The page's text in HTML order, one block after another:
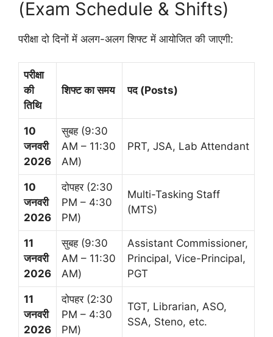
(Exam Schedule & Shifts)
परीक्षा दो दिनों में अलग-अलग शिफ्ट में आयोजित की जाएगी:
परीक्षा
की
तिथि
शिफ्ट का समय पद (Posts)
10
जनवरी
2026
सुबह (9:30
AM – 11:30
AM)
PRT, JSA, Lab Attendant
10
जनवरी
2026
दोपहर (2:30
PM – 4:30
PM)
Multi-Tasking Staff
(MTS)
11
जनवरी
2026
सुबह (9:30
AM – 11:30
AM)
Assistant Commissioner,
Principal, Vice-Principal,
PGT
11
जनवरी
2026
दोपहर (2:30
PM – 4:30
PM)
TGT, Librarian, ASO,
SSA, Steno, etc.